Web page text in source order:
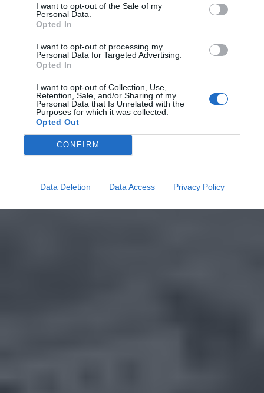
I want to opt-out of the Sale of my
Personal Data.
Opted In
I want to opt-out of processing my
Personal Data for Targeted Advertising.
Opted In
I want to opt-out of Collection, Use,
Retention, Sale, and/or Sharing of my
Personal Data that Is Unrelated with the
Purposes for which it was collected.
Opted Out
CONFIRM
Data Deletion Data Access Privacy Policy